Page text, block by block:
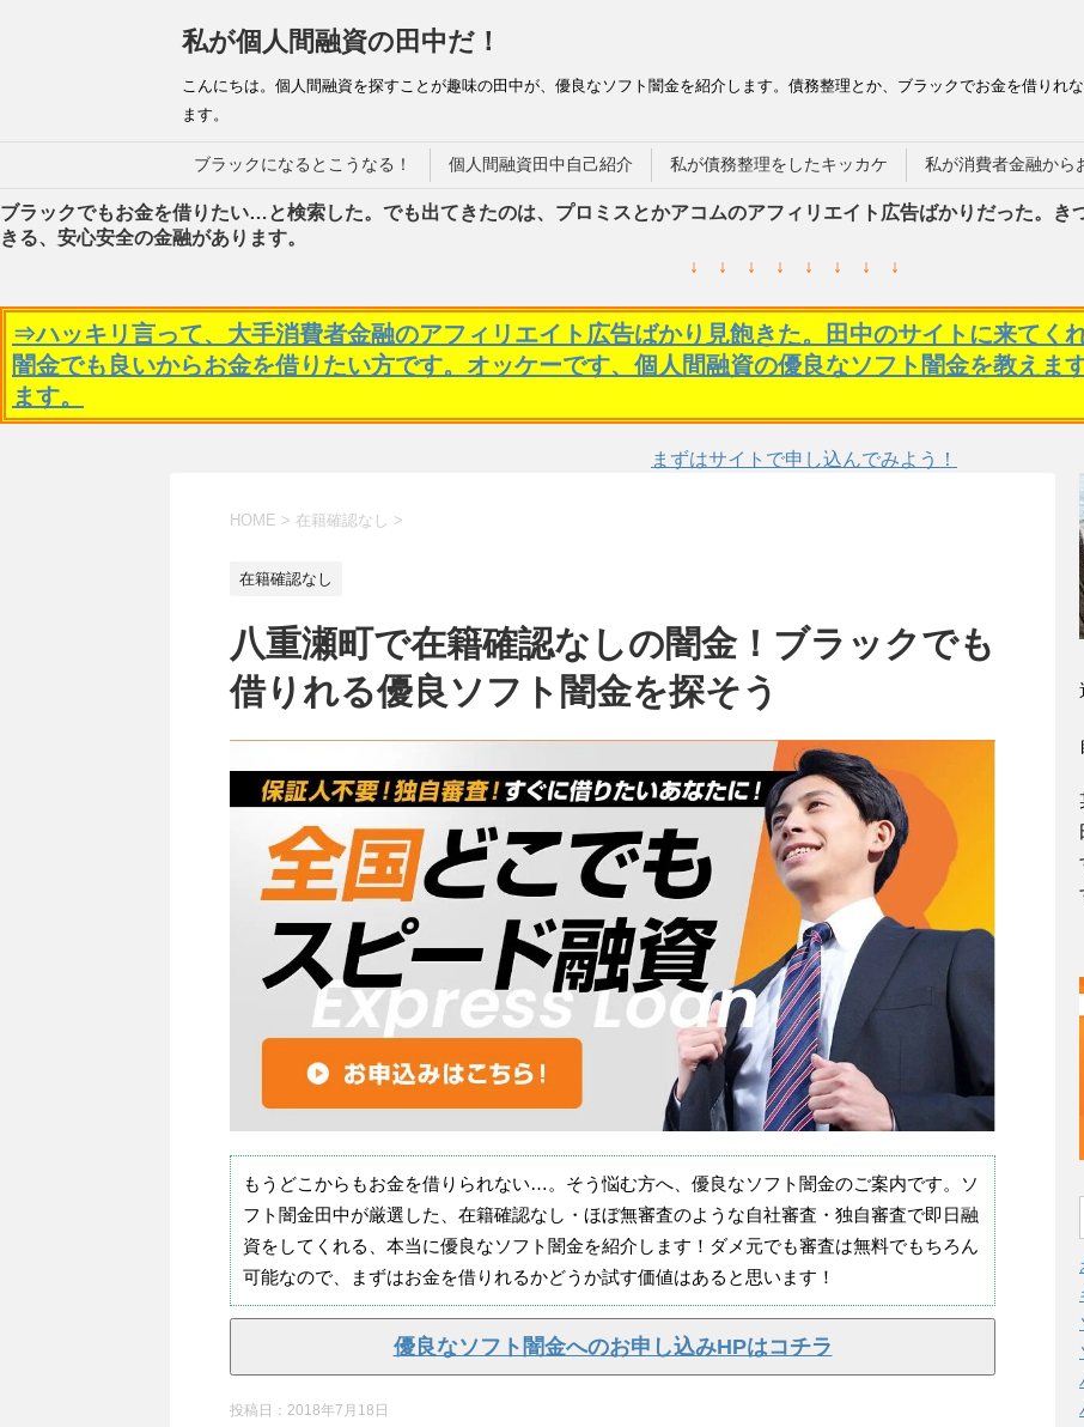
私が個人間融資の田中だ！
こんにちは。個人間融資を探すことが趣味の田中が、優良なソフト闇金を紹介します。債務整理とか、ブラックでお金を借りれ
ます。
ブラックになるとこうなる！ 個人間融資田中自己紹介 私が債務整理をしたキッカケ 私が消費者金融から
ブラックでもお金を借りたい…と検索した。でも出てきたのは、プロミスとかアコムのアフィリエイト広告ばかりだった。き
きる、安心安全の金融があります。
↓ ↓ ↓ ↓ ↓ ↓ ↓ ↓
⇒ハッキリ言って、大手消費者金融のアフィリエイト広告ばかり見飽きた。田中のサイトに来てく
闇金でも良いからお金を借りたい方です。オッケーです、個人間融資の優良なソフト闇金を教えま
ます。
まずはサイトで申し込んでみよう！
HOME > 在籍確認なし >
在籍確認なし
八重瀬町で在籍確認なしの闇金！ブラックでも
借りれる優良ソフト闇金を探そう
もうどこからもお金を借りられない…。そう悩む方へ、優良なソフト闇金のご案内です。ソ
フト闇金田中が厳選した、在籍確認なし・ほぼ無審査のような自社審査・独自審査で即日融
資をしてくれる、本当に優良なソフト闇金を紹介します！ダメ元でも審査は無料でもちろん
可能なので、まずはお金を借りれるかどうか試す価値はあると思います！
優良なソフト闇金へのお申し込みHPはコチラ
投稿日： 2018年7月18日